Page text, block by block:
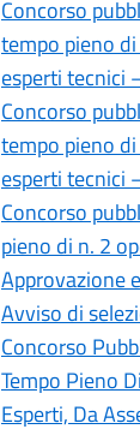
Concorso
tempo pieno
esperti tecnici
Concorso
tempo pieno
esperti tecnici
Concorso
pieno di n. 2
Approvazione
Avviso di
Concorso
Tempo Pieno
Esperti, Da